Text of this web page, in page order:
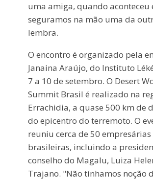
uma amiga, quando aconteceu
seguramos na mão uma da
lembra.
O encontro é organizado pela
Janaina Araújo, do Instituto
7 a 10 de setembro. O Desert
Summit Brasil é realizado na
Errachidia, a quase 500 km de
do epicentro do terremoto. O
reuniu cerca de 50 empresárias
brasileiras, incluindo a
conselho do Magalu, Luiza
Trajano. "Não tínhamos noção